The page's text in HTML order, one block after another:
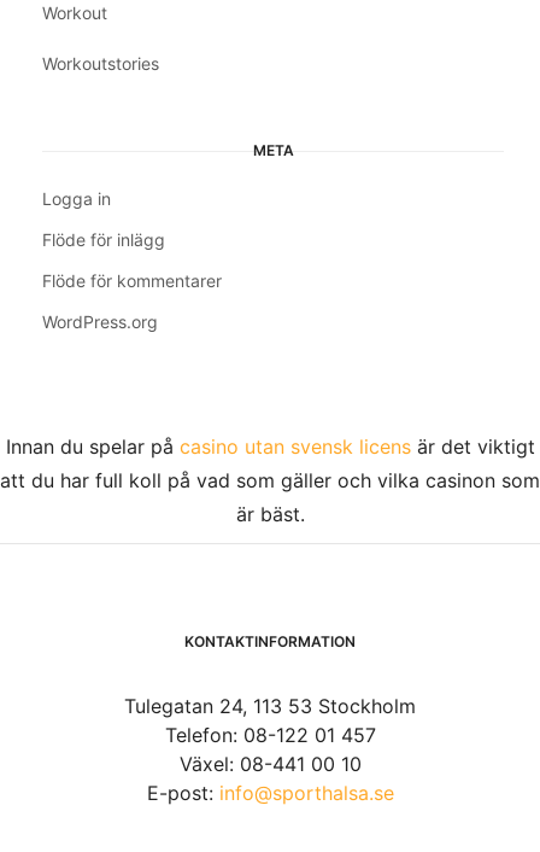
Workout
Workoutstories
META
Logga in
Flöde för inlägg
Flöde för kommentarer
WordPress.org
Innan du spelar på casino utan svensk licensär det viktigt
att du har full koll på vad som gäller och vilka casinon som
är bäst.
KONTAKTINFORMATION
Tulegatan 24, 113 53 Stockholm
Telefon: 08-122 01 457
Växel: 08-441 00 10
E-post: info@sporthalsa.se